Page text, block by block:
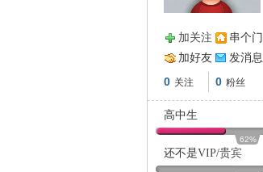
加关注
串个门
加好友
发消息
0 关注 0 粉丝
高中生
62%
还不是VIP/贵宾